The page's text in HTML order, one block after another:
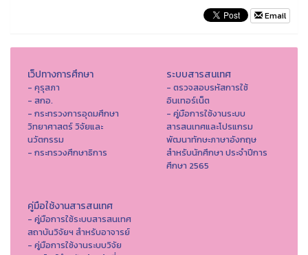
Email
เว็ปทางการศึกษา
- คุรุสภา
- สกอ.
- กระทรวงการอุดมศึกษา
วิทยาศาสตร์ วิจัยและ
นวัตกรรม
- กระทรวงศึกษาธิการ
ระบบสารสนเทศ
- ตรวจสอบรหัสการใช้
อินเทอร์เน็ต
- คู่มือการใช้งานระบบ
สารสนเทศและโปรแกรม
พัฒนาทักษะภาษาอังกฤษ
สำหรับนักศึกษา ประจำปีการ
ศึกษา 2565
คู่มือใช้งานสารสนเทศ
- คู่มือการใช้ระบบสารสนเทศ
สถาบันวิจัยฯ สำหรับอาจารย์
- คู่มือการใช้งานระบบวิจัย